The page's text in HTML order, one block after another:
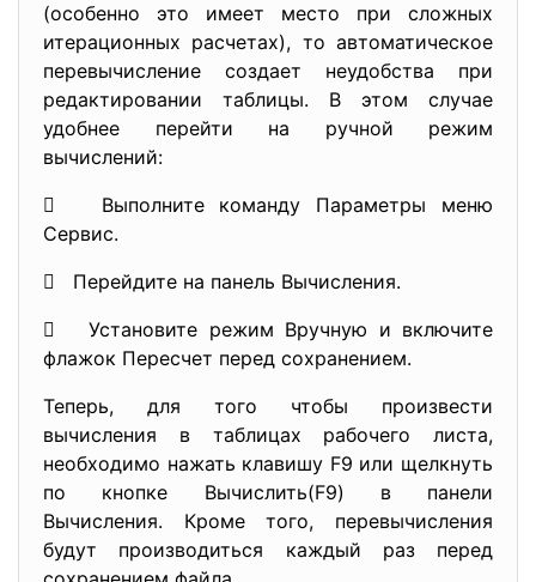
(особенно это имеет место при сложных
итерационных расчетах), то автоматическое
перевычисление создает неудобства при
редактировании таблицы. В этом случае
удобнее перейти на ручной режим
вычислений:
 Выполните команду Параметры меню
Сервис.
 Перейдите на панель Вычисления.
 Установите режим Вручную и включите
флажок Пересчет перед сохранением.
Теперь, для того чтобы произвести
вычисления в таблицах рабочего листа,
необходимо нажать клавишу F9 или щелкнуть
по кнопке Вычислить(F9) в панели
Вычисления. Кроме того, перевычисления
будут производиться каждый раз перед